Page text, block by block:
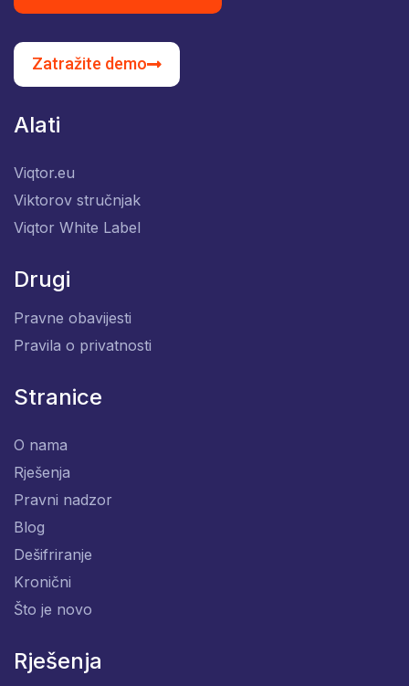
Zatražite demo
Alati
Viqtor.eu
Viktorov stručnjak
Viqtor White Label
Drugi
Pravne obavijesti
Pravila o privatnosti
Stranice
O nama
Rješenja
Pravni nadzor
Blog
Dešifriranje
Kronični
Što je novo
Rješenja